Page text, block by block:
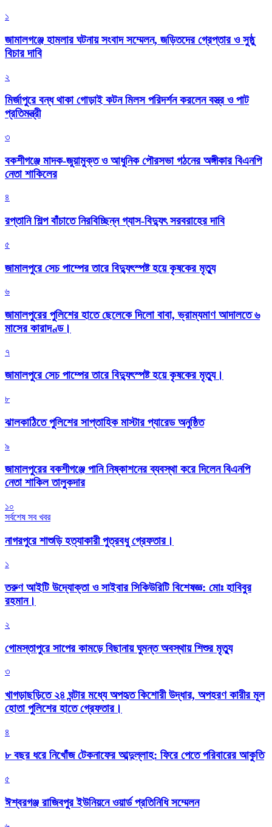
১
জামালগঞ্জে হামলার ঘটনায় সংবাদ সম্মেলন, জড়িতদের গ্রেপ্তার ও সুষ্ঠু
বিচার দাবি
২
মির্জাপুরে বন্ধ থাকা গোড়াই কটন মিলস পরিদর্শন করলেন বস্ত্র ও পাট
প্রতিমন্ত্রী
৩
বকশীগঞ্জে মাদক-জুয়ামুক্ত ও আধুনিক পৌরসভা গঠনের অঙ্গীকার বিএনপি
নেতা শাকিলের
৪
রপ্তানি শিল্প বাঁচাতে নিরবিচ্ছিন্ন গ্যাস-বিদ্যুৎ সরবরাহের দাবি
৫
জামালপুরে সেচ পাম্পের তারে বিদ্যুৎস্পষ্ট হয়ে কৃষকের মৃত্যু
৬
জামালপুরের পুলিশের হাতে ছেলেকে দিলো বাবা, ভ্রাম্যমাণ আদালতে ৬
মাসের কারাদণ্ড।
৭
জামালপুরে সেচ পাম্পের তারে বিদ্যুৎস্পষ্ট হয়ে কৃষকের মৃত্যু।
৮
‎ঝালকাঠিতে পুলিশের সাপ্তাহিক মাস্টার প্যারেড অনুষ্ঠিত
৯
জামালপুরের বকশীগঞ্জে পানি নিষ্কাশনের ব্যবস্থা করে দিলেন বিএনপি
নেতা শাকিল তালুকদার
১০
সর্বশেষ সব খবর
নাগরপুরে শাশুড়ি হত্যাকারী পুত্রবধু গ্রেফতার।
১
তরুণ আইটি উদ্যোক্তা ও সাইবার সিকিউরিটি বিশেষজ্ঞ: মোঃ হাবিবুর
রহমান।
২
গোমস্তাপুরে সাপের কামড়ে বিছানায় ঘুমন্ত অবস্থায় শিশুর মৃত্যু
৩
খাগড়াছড়িতে ২৪ ঘন্টার মধ্যে অপহৃত কিশোরী উদ্ধার, অপহরণ কারীর মূল
হোতা পুলিশের হাতে গ্রেফতার।
৪
৮ বছর ধরে নিখোঁজ টেকনাফের আব্দুল্লাহ: ফিরে পেতে পরিবারের আকুতি
৫
ঈশ্বরগঞ্জ রাজিবপুর ইউনিয়নে ওয়ার্ড প্রতিনিধি সম্মেলন